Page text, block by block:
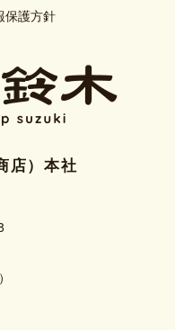
保護方針
店）本社